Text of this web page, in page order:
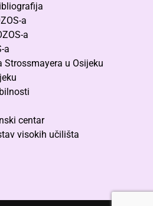
a
a
a
u Osijeku
centar
visokih učilišta